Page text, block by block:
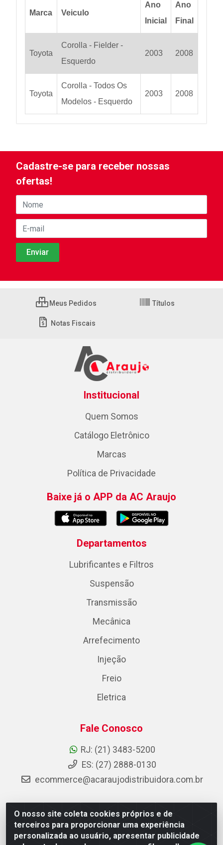
Marca Veiculo
Ano
Inicial
Ano
Final
Toyota
Corolla - Fielder -
Esquerdo
2003 2008
Toyota
Corolla - Todos Os
Modelos - Esquerdo
2003 2008
O nosso site coleta cookies próprios e de
terceiros para proporcionar uma experiência
personalizada ao usuário, apresentar publicidade
Cadastre-se para receber nossas
ofertas!
Meus Pedidos Títulos
Notas Fiscais
Institucional
Quem Somos
Catálogo Eletrônico
Marcas
Política de Privacidade
Baixe já o APP da AC Araujo
Departamentos
Lubrificantes e Filtros
Suspensão
Transmissão
Mecânica
Arrefecimento
Injeção
Freio
Eletrica
Fale Conosco
RJ: (21) 3483-5200
ES: (27) 2888-0130
ecommerce@acaraujodistribuidora.com.br
AC Araujo Distribuidora - Rua Carneiro de Campos, 42 -
São Cristóvão, Rio de Janeiro/RJ - CEP 20.920-410 -
CNPJ 08.744.753/0003-85